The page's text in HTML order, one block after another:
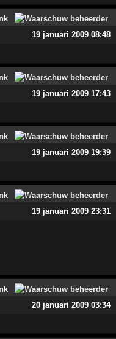
19 januari 2009 08:48
19 januari 2009 17:43
19 januari 2009 19:39
19 januari 2009 23:31
20 januari 2009 03:34